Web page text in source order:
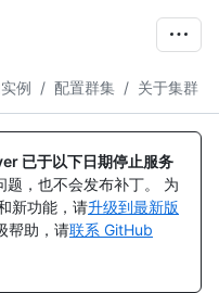
例 / 配置群集 / 关于集群
已于以下日期停止服务
题，也不会发布补丁。 为
新功能，请升级到最新版
帮助，请联系 GitHub